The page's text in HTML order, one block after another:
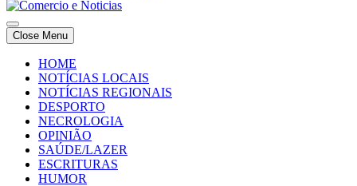
Comercio e Noticias
Notícias e Publicidade Online
Comercio e Noticias
Notícias e Publicidade Online
Close Menu
HOME
NOTÍCIAS LOCAIS
NOTÍCIAS REGIONAIS
DESPORTO
NECROLOGIA
OPINIÃO
SAÚDE/LAZER
ESCRITURAS
HUMOR